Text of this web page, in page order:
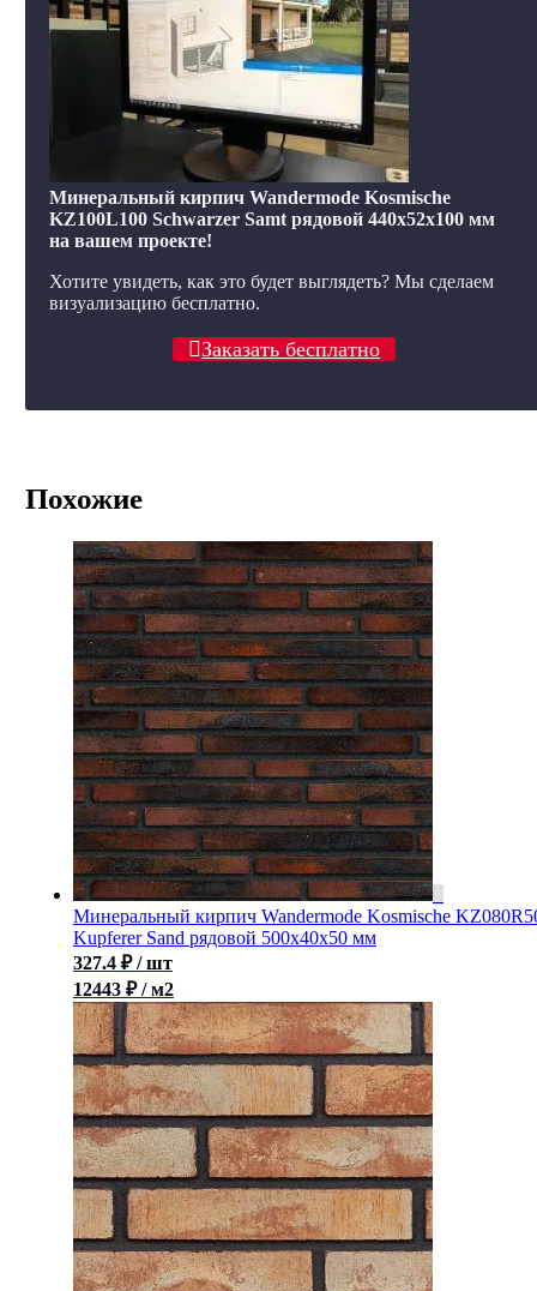
Минеральный кирпич Wandermode Kosmische
KZ100L100 Schwarzer Samt рядовой 440x52x100 мм
на вашем проекте!
Хотите увидеть, как это будет выглядеть? Мы сделаем
визуализацию бесплатно.
Заказать бесплатно
Похожие
Минеральный кирпич Wandermode Kosmische
Kupferer Sand рядовой 500x40x50 мм
327.4 ₽ / шт
12443 ₽ / м2